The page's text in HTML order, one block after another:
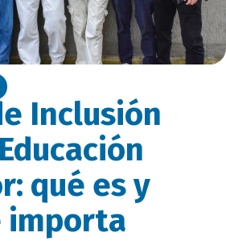
Inclusión
qué es y
importa